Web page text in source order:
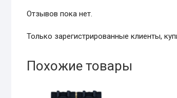
Отзывов пока нет.
Только зарегистрированные клиенты,
Похожие товары